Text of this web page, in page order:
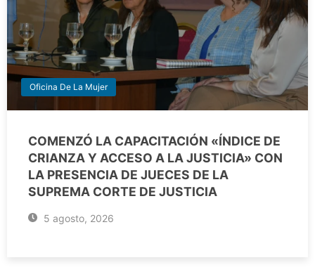
Oficina De La Mujer
COMENZÓ LA CAPACITACIÓN «ÍNDICE DE
CRIANZA Y ACCESO A LA JUSTICIA» CON
LA PRESENCIA DE JUECES DE LA
SUPREMA CORTE DE JUSTICIA
5 agosto, 2026